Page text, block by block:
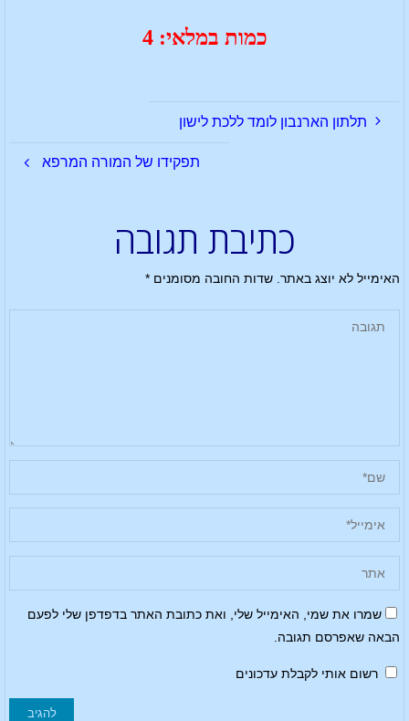
כמות במלאי: 4
תלתון הארנבון לומד ללכת לישון
תפקידו של המורה המרפא
כתיבת תגובה
האימייל לא יוצג באתר. שדות החובה מסומנים*
שמרו את שמי, האימייל שלי, ואת כתובת האתר בדפדפן שלי לפעם
הבאה שאפרסם תגובה.
רשום אותי לקבלת עדכונים